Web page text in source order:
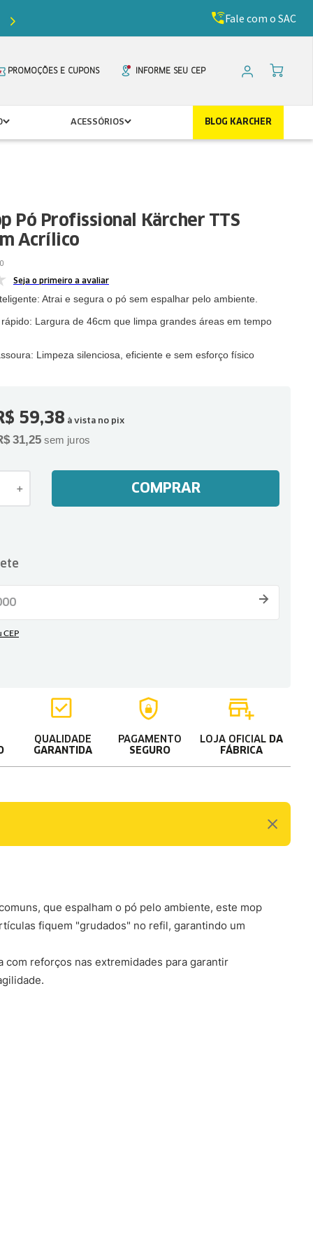
de desconto com o cupomFale com o SAC
PROMOÇÕES E CUPONS INFORME SEU CEP
ACESSÓRIOS BLOG KARCHER
Pó Profissional Kärcher TTS
Acrílico
Seja o primeiro a avaliar
Atrai e segura o pó sem espalhar pelo ambiente.
Largura de 46cm que limpa grandes áreas em tempo
Limpeza silenciosa, eficiente e sem esforço físico
59,38 à vista no pix
31,25 sem juros
＋ COMPRAR
QUALIDADE
GARANTIDA
PAGAMENTO
SEGURO
LOJA OFICIAL DA
FÁBRICA
que espalham o pó pelo ambiente, este mop
fiquem "grudados" no refil, garantindo um
reforços nas extremidades para garantir